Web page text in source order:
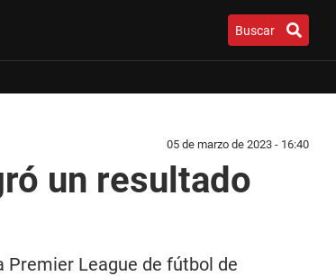
Buscar
05 de marzo de 2023 - 16:40
un resultado
Premier League de fútbol de